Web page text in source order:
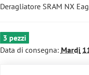
Deragliatore SRAM NX
3 pezzi
Data di consegna: Mardi